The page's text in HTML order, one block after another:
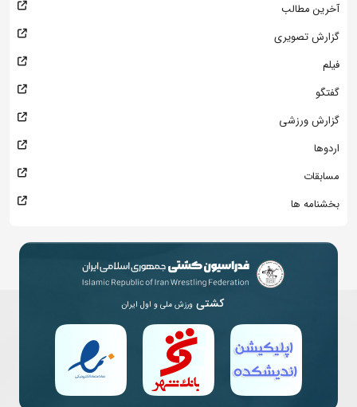
آخرین مطالب
گزارش تصویری
فیلم
گفتگو
گزارش ورزشی
اردوها
مسابقات
بخشنامه ها
کشتی ورزش ملی و اول ایران